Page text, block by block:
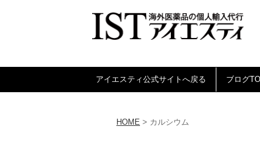
アイエスティ公式サイトへ戻る ブログ
HOME > カルシウム